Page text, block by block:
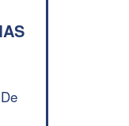
d'affaires
de
plus